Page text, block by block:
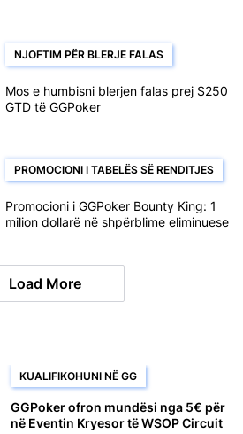
NJOFTIM PËR BLERJE FALAS
Mos e humbisni blerjen falas prej $250
GTD të GGPoker
PROMOCIONI I TABELËS SË RENDITJES
Promocioni i GGPoker Bounty King: 1
milion dollarë në shpërblime eliminuese
Load More
KUALIFIKOHUNI NË GG
GGPoker ofron mundësi nga 5€ për
në Eventin Kryesor të WSOP Circuit